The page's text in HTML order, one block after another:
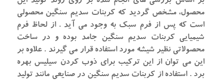
محصول، مشخص گردید که کربنات سدیم سنگین محصولی
است که پس از فرم سبک به وجود می آید . از لحاظ فرم
شیمیایی کربنات سدیم سنگین جامد بوده و در ساخت
محصولاتی نظیر شیشه مورد استفاده قرار می گیرند . علاوه بر
این می توان از این ترکیب برای ذوب کردن سیلیس بهره
برد . استفاده از کربنات سدیم سنگین در صنایعی مانند تولید